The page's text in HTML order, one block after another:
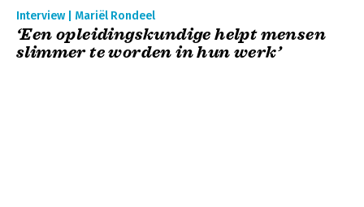
Interview | Mariël Rondeel
‘Een opleidingskundige helpt mensen
slimmer te worden in hun werk’